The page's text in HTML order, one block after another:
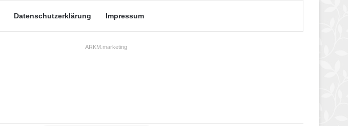
Datenschutzerklärung Impressum
ARKM.marketing